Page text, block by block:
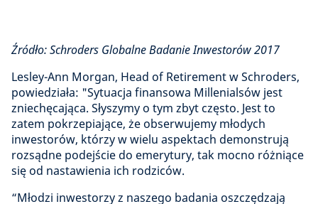
Źródło: Schroders Globalne Badanie Inwestorów 2017
Lesley-Ann Morgan, Head of Retirement w Schroders,
powiedziała: "Sytuacja finansowa Millenialsów jest
zniechęcająca. Słyszymy o tym zbyt często. Jest to
zatem pokrzepiające, że obserwujemy młodych
inwestorów, którzy w wielu aspektach demonstrują
rozsądne podejście do emerytury, tak mocno różniące
się od nastawienia ich rodziców.
“Młodzi inwestorzy z naszego badania oszczędzają